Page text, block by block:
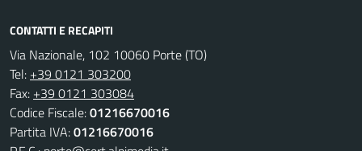
CONTATTI E RECAPITI
Via Nazionale, 102 10060 Porte (TO)
Tel: +39 0121 303200
Fax: +39 0121 303084
Codice Fiscale:01216670016
Partita IVA:01216670016